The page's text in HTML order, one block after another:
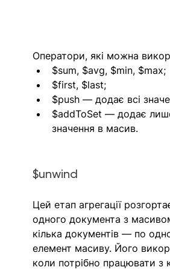
Оператори, які можна
$sum, $avg, $min, $max;
$first, $last;
$push — додає всі
$addToSet — додає лише
значення в масив.
$unwind
Цей етап агрегації
одного документа з
кілька документів — по
елемент масиву. Його
коли потрібно працювати з